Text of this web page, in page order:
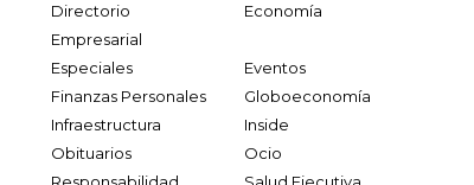
Directorio
Empresarial
Economía
Especiales
Eventos
Finanzas Personales
Globoeconomía
Infraestructura
Inside
Obituarios
Ocio